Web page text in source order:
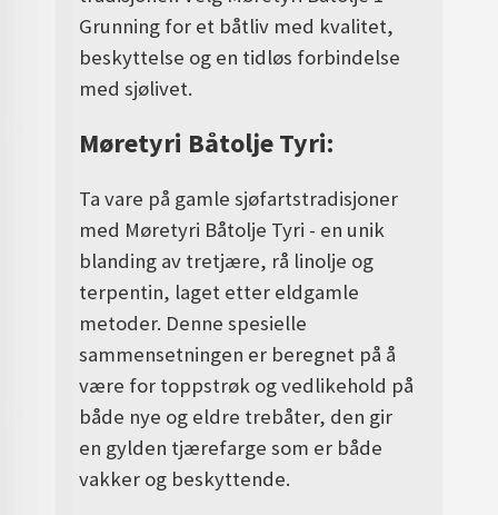
Grunning for et båtliv med kvalitet,
beskyttelse og en tidløs forbindelse
med sjølivet.
Møretyri Båtolje Tyri:
Ta vare på gamle sjøfartstradisjoner
med Møretyri Båtolje Tyri - en unik
blanding av tretjære, rå linolje og
terpentin, laget etter eldgamle
metoder. Denne spesielle
sammensetningen er beregnet på å
være for toppstrøk og vedlikehold på
både nye og eldre trebåter, den gir
en gylden tjærefarge som er både
vakker og beskyttende.